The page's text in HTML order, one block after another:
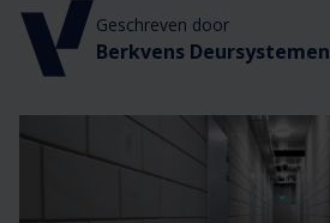
Veelgestelde vragen
Brochures
Technische documentatie
Veelgestelde vragen
Geschreven door
Berkvens Deursystemen